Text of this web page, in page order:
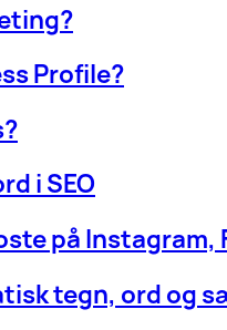
Profile?
i SEO
på Instagram,
tegn, ord og